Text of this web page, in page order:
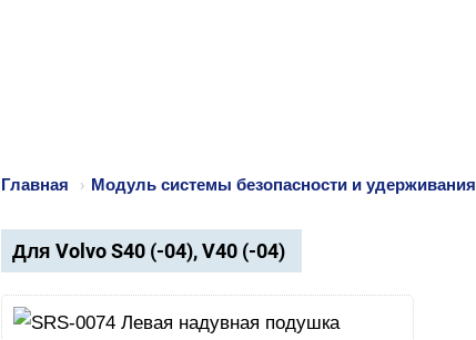
Главная › Модуль системы безопасности и удерживания
Для Volvo S40 (-04), V40 (-04)